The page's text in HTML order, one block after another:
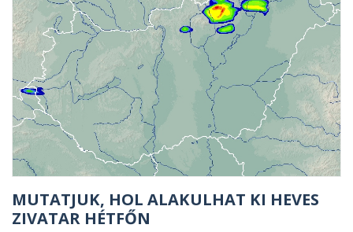
MUTATJUK, HOL ALAKULHAT KI HEVES
ZIVATAR HÉTFŐN